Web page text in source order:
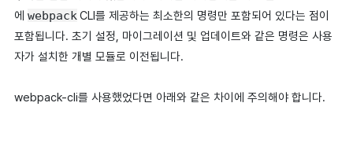
에 webpack CLI를 제공하는 최소한의 명령만 포함되어 있다는 점이
포함됩니다. 초기 설정, 마이그레이션 및 업데이트와 같은 명령은 사용
자가 설치한 개별 모듈로 이전됩니다.
webpack-cli를 사용했었다면 아래와 같은 차이에 주의해야 합니다.